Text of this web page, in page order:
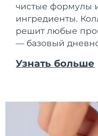
чистые формулы
ингредиенты.
решит любые
— базовый
Узнать больше